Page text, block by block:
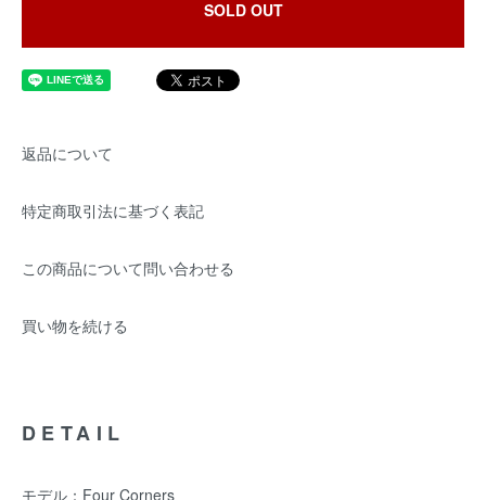
SOLD OUT
返品について
特定商取引法に基づく表記
この商品について問い合わせる
買い物を続ける
DETAIL
モデル：Four Corners